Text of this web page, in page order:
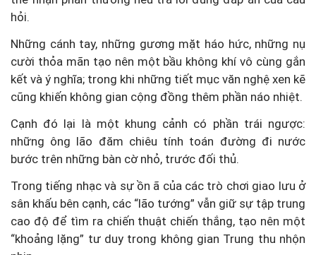
hỏi.
Những cánh tay, những gương mặt háo hức, những nụ
cười thỏa mãn tạo nên một bầu không khí vô cùng gắn
kết và ý nghĩa; trong khi những tiết mục văn nghệ xen kẽ
cũng khiến không gian cộng đồng thêm phần náo nhiệt.
Cạnh đó lại là một khung cảnh có phần trái ngược:
những ông lão đăm chiêu tính toán đường đi nước
bước trên những bàn cờ nhỏ, trước đối thủ.
Trong tiếng nhạc và sự ồn ã của các trò chơi giao lưu ở
sân khấu bên cạnh, các “lão tướng” vẫn giữ sự tập trung
cao độ để tìm ra chiến thuật chiến thắng, tạo nên một
“khoảng lặng” tư duy trong không gian Trung thu nhộn